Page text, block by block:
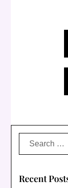
Search
Recent